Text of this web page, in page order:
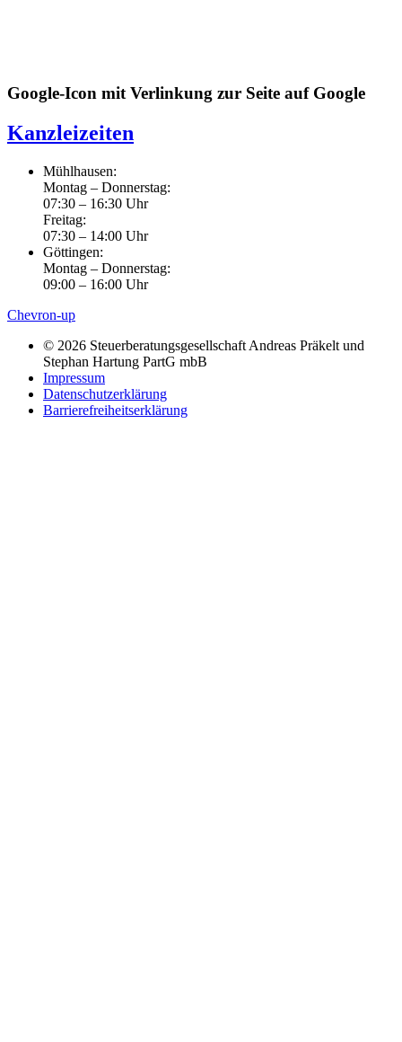
Google-Icon mit Verlinkung zur Seite auf Google
Kanzleizeiten
Mühlhausen:
Montag – Donnerstag:
07:30 – 16:30 Uhr
Freitag:
07:30 – 14:00 Uhr
Göttingen:
Montag – Donnerstag:
09:00 – 16:00 Uhr
Chevron-up
© 2026 Steuerberatungsgesellschaft Andreas Präkelt und
Stephan Hartung PartG mbB
Impressum
Datenschutzerklärung
Barrierefreiheitserklärung